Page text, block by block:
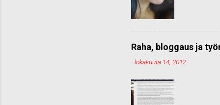
Raha, bloggaus ja
-lokakuuta 14, 2012